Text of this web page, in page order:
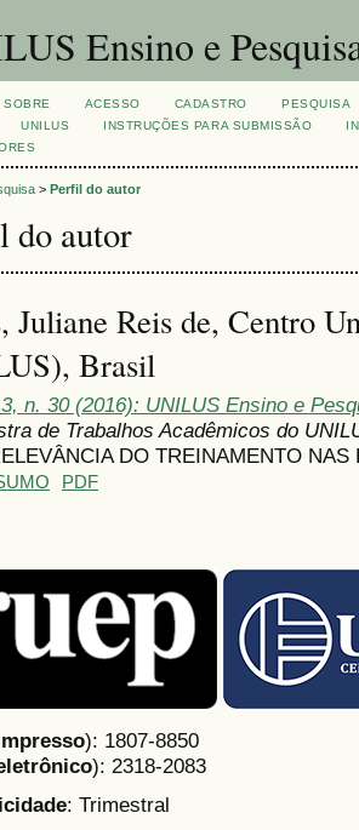
Ensino e
SOBRE ACESSO CADASTRO
PESQUISA
UNILUS INSTRUÇÕES PARA SUBMISSÃO
> Perfil do autor
do autor
Juliane Reis de, Centro
Brasil
n. 30 (2016): UNILUS Ensino e
de Trabalhos Acadêmicos do
DO TREINAMENTO
PDF
): 1807-8850
): 2318-2083
: Trimestral